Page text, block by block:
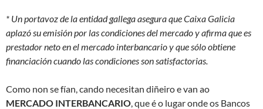
* Un portavoz de la entidad gallega asegura que Caixa Galicia
aplazó su emisión por las condiciones del mercado y afirma que es
prestador neto en el mercado interbancario y que sólo obtiene
financiación cuando las condiciones son satisfactorias.
Como non se fían, cando necesitan diñeiro e van ao
MERCADO INTERBANCARIO, que é o lugar onde os Bancos